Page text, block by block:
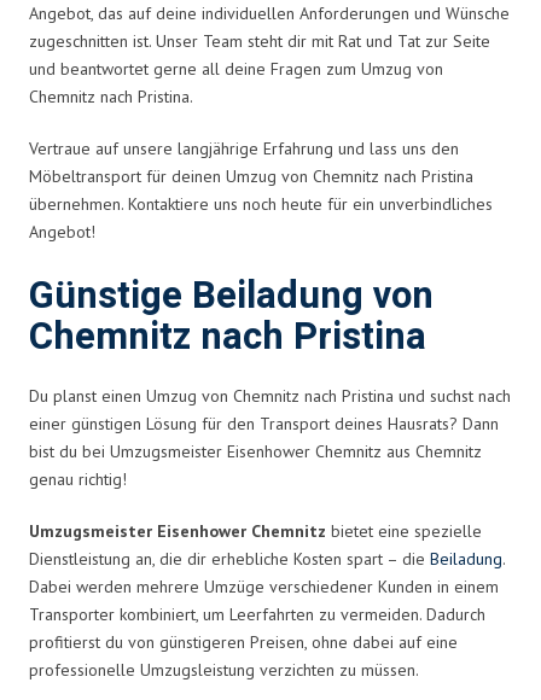
Angebot, das auf deine individuellen Anforderungen und Wünsche
zugeschnitten ist. Unser Team steht dir mit Rat und Tat zur Seite
und beantwortet gerne all deine Fragen zum Umzug von
Chemnitz nach Pristina.
Vertraue auf unsere langjährige Erfahrung und lass uns den
Möbeltransport für deinen Umzug von Chemnitz nach Pristina
übernehmen. Kontaktiere uns noch heute für ein unverbindliches
Angebot!
Günstige Beiladung von
Chemnitz nach Pristina
Du planst einen Umzug von Chemnitz nach Pristina und suchst nach
einer günstigen Lösung für den Transport deines Hausrats? Dann
bist du bei Umzugsmeister Eisenhower Chemnitz aus Chemnitz
genau richtig!
Umzugsmeister Eisenhower Chemnitz bietet eine spezielle
Dienstleistung an, die dir erhebliche Kosten spart – die Beiladung.
Dabei werden mehrere Umzüge verschiedener Kunden in einem
Transporter kombiniert, um Leerfahrten zu vermeiden. Dadurch
profitierst du von günstigeren Preisen, ohne dabei auf eine
professionelle Umzugsleistung verzichten zu müssen.